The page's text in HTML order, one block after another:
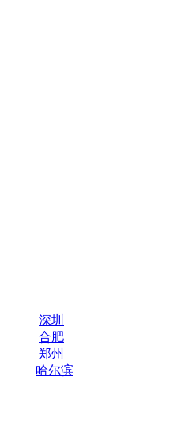
深圳
合肥
郑州
哈尔滨